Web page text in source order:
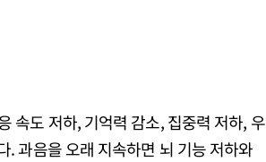
속도 저하, 기억력 감소, 집중력 저하, 우
. 과음을 오래 지속하면 뇌 기능 저하와